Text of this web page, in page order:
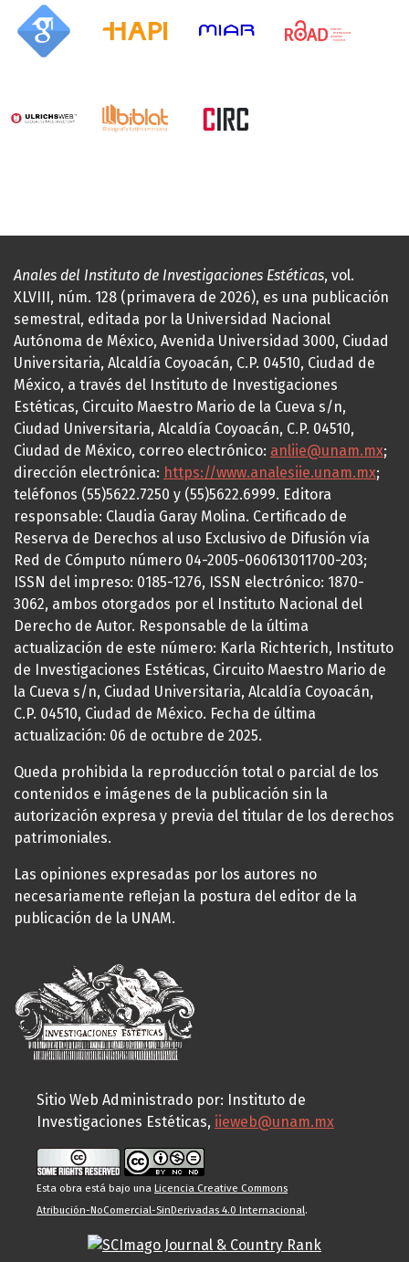
Anales del Instituto de Investigaciones Estéticas, vol.
XLVIII, núm. 128 (primavera de 2026), es una publicación
semestral, editada por la Universidad Nacional
Autónoma de México, Avenida Universidad 3000, Ciudad
Universitaria, Alcaldía Coyoacán, C.P. 04510, Ciudad de
México, a través del Instituto de Investigaciones
Estéticas, Circuito Maestro Mario de la Cueva s/n,
Ciudad Universitaria, Alcaldía Coyoacán, C.P. 04510,
Ciudad de México, correo electrónico: anliie@unam.mx;
dirección electrónica: https://www.analesiie.unam.mx;
teléfonos (55)5622.7250 y (55)5622.6999. Editora
responsable: Claudia Garay Molina. Certificado de
Reserva de Derechos al uso Exclusivo de Difusión vía
Red de Cómputo número 04-2005-060613011700-203;
ISSN del impreso: 0185-1276, ISSN electrónico: 1870-
3062, ambos otorgados por el Instituto Nacional del
Derecho de Autor. Responsable de la última
actualización de este número: Karla Richterich, Instituto
de Investigaciones Estéticas, Circuito Maestro Mario de
la Cueva s/n, Ciudad Universitaria, Alcaldía Coyoacán,
C.P. 04510, Ciudad de México. Fecha de última
actualización: 06 de octubre de 2025.
Queda prohibida la reproducción total o parcial de los
contenidos e imágenes de la publicación sin la
autorización expresa y previa del titular de los derechos
patrimoniales.
Las opiniones expresadas por los autores no
necesariamente reflejan la postura del editor de la
publicación de la UNAM.
Sitio Web Administrado por: Instituto de
Investigaciones Estéticas, iieweb@unam.mx
Esta obra está bajo una Licencia Creative Commons
Atribución-NoComercial-SinDerivadas 4.0 Internacional.